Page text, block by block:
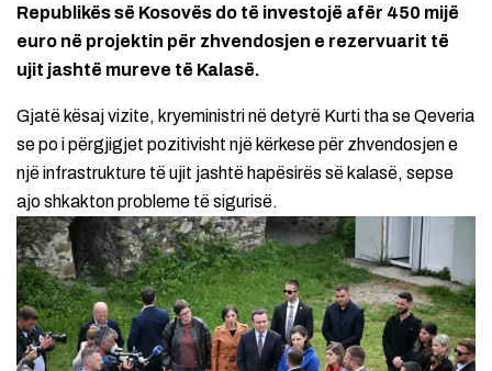
Republikës së Kosovës do të investojë afër 450 mijë
euro në projektin për zhvendosjen e rezervuarit të
ujit jashtë mureve të Kalasë.
Gjatë kësaj vizite, kryeministri në detyrë Kurti tha se Qeveria
se po i përgjigjet pozitivisht një kërkese për zhvendosjen e
një infrastrukture të ujit jashtë hapësirës së kalasë, sepse
ajo shkakton probleme të sigurisë.